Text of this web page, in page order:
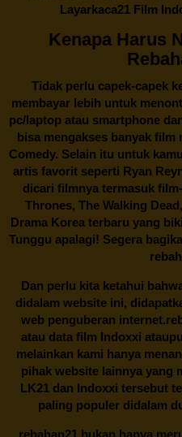
Layarkaca21 Film
Kenapa Harus
Tidak perlu capek-capek
membayar lebih untuk
pc/laptop atau smartphone
bisa mengakses banyak
Comedy. Selain itu untuk
artis favorit seperti Ryan
dicari filmnya termasuk
Thrones, The Walking
Drama Korea terbaru yang
Tunggu apalagi! Segera
Dan perlu kita ketahui
didalam website ini,
web penguberan internet.
atau data film Indoxxi
melainkan kami hanya
pihak website lainnya yang
LK21 dan Indoxxi tersebut
paling populer didalam
rebahan21 bukan hanya